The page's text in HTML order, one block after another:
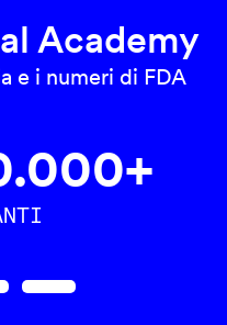
Academy
e i numeri di FDA